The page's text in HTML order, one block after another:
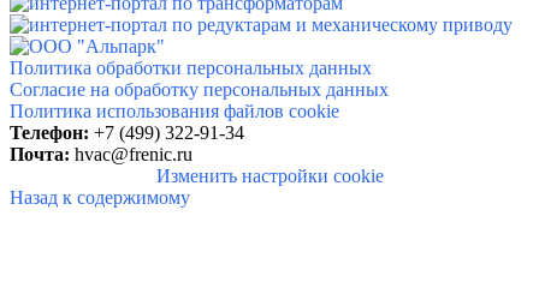
Политика обработки персональных данных
Согласие на обработку персональных данных
Политика использования файлов cookie
Телефон: +7 (499) 322-91-34
Почта: hvac@frenic.ru
Изменить настройки cookie
Назад к содержимому